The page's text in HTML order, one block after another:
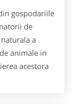
gospodariile
de
a
animale in
acestora